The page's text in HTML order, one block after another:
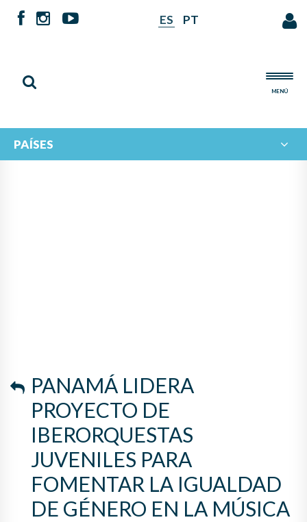
ES PT
MENÚ
PAÍSES
PANAMÁ LIDERA
PROYECTO DE
IBERORQUESTAS
JUVENILES PARA
FOMENTAR LA IGUALDAD
DE GÉNERO EN LA MÚSICA